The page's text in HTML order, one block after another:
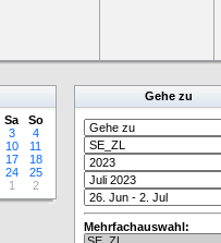
Sa
So
3
4
10
11
17
18
24
25
1 2
Gehe zu
Mehrfachauswahl: